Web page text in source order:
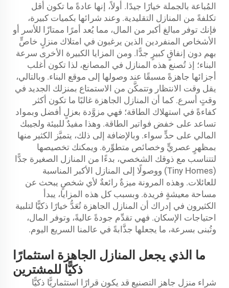
المُباعة بالجملة خيارًا جيدًا. أولاً، إنها عادةً ما تكون أقل
تكلفةً من المنازل التقليدية. وعند شرائها بكميات كبيرة،
فإنك توفر مبالغ أكبر من المال، مما يُعد أمرًا ممتازًا للأسر أو
الأشخاص المنفردين الذين يرغبون في امتلاك منزلٍ خاصٍّ
بهم دون إنفاقٍ كبيرٍ جدًّا. ومن المزايا الكبيرة الأخرى سرعة
البناء؛ إذ تُصنع هذه المنازل في المصانع، لذا تكون أغلب
أجزائها جاهزةً مسبقًا عند وصولها إلى موقع البناء. وبالتالي،
يقل وقت الانتظار وتتمكَّن من الاستمتاع بمنزلك الجديد في
وقتٍ أسرع. كما أن المنازل الجاهزة غالبًا ما تكون أكثر
كفاءةً في استهلاك الطاقة؛ فهي مزوَّدة بعزلٍ أفضل وبمواد
تساعد على خفض فواتير الطاقة. وهذا مفيدٌ للبيئة ولجيبك
المالي على حدٍّ سواء. وبالإضافة إلى ذلك، يتميَّز الكثير منها
بمظهرٍ عصريٍّ وخصائص متطوِّرة. ويمكنك تخصيصها
لتتناسب مع ذوقك الشخصي، بدءًا من المنازل الصغيرة جدًّا
(Tiny Homes) ووصولًا إلى المنازل الأكبر المناسبة
للعائلات. وهذه المرونة ميزةٌ رائعةٌ لأي شخصٍ يبحث عن
مساحة معيشةٍ فريدة. وبسبب كل هذه المزايا، يبدأ
الكثيرون في إدراك أن المنازل الجاهزة تُعَدُّ خيارًا ذكيًّا لتلبية
احتياجات الإسكان. فهي تقدِّم جودةً عاليةً، وتوفر المال،
وتُبنى بسرعة، ما يجعلها جذَّابةً في عالمنا السريع اليوم.
ما الذي يجعل المنازل الجاهزة استثمارًا
ذكيًّا للمشترين
شراء منزل جاهز التصنيع قد يكون قرارًا استثماريًّا ذكيًّا